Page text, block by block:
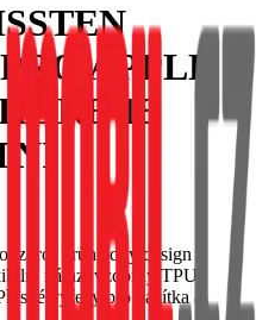
APPLE
18
Průhledný design
nárazuvzdorný TPU
výřezy pro tlačítka a